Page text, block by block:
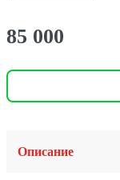
85 000
Описание